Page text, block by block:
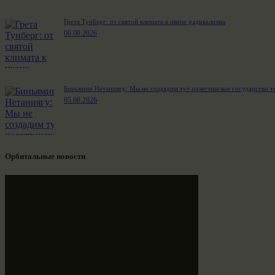
Грета Тунберг: от святой климата к иконе радикализма
06.08.2026
Биньямин Нетаниягу: Мы не создадим тут палестинское государство
05.08.2026
Орбитальные новости